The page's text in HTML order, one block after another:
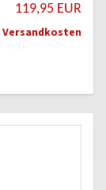
119,95 EUR
Versandkosten